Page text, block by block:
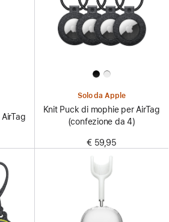
Solo da Apple
Knit Puck di mophie per AirTag
(confezione da 4)
€ 59,95